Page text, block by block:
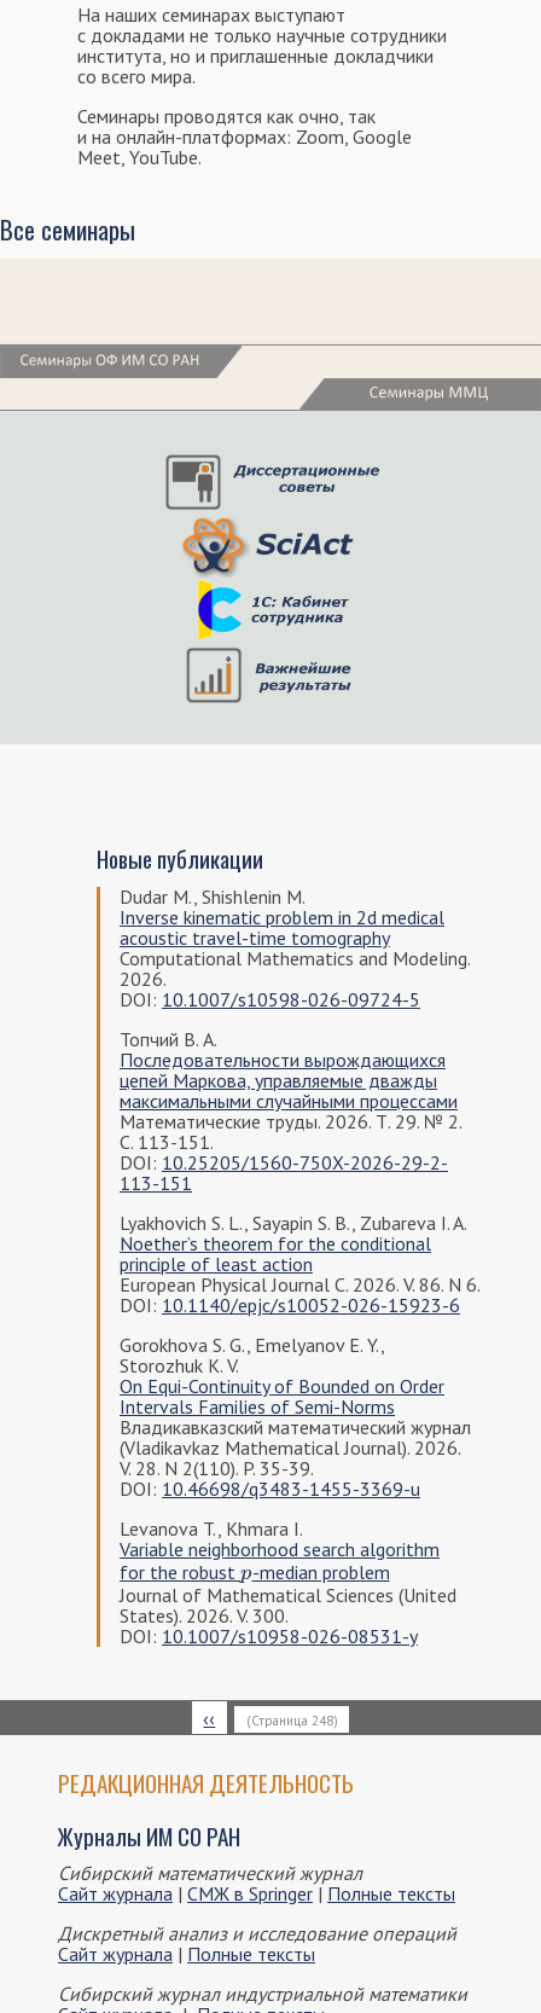
На наших семинарах выступают
с докладами не только научные сотрудники
института, но и приглашенные докладчики
со всего мира.
Семинары проводятся как очно, так
и на онлайн-платформах: Zoom, Google
Meet, YouTube.
Все семинары
Новые публикации
Dudar M., Shishlenin M.
Inverse kinematic problem in 2d medical
acoustic travel-time tomography
Computational Mathematics and Modeling.
2026.
DOI: 10.1007/s10598-026-09724-5
Топчий В. А.
Последовательности вырождающихся
цепей Маркова, управляемые дважды
максимальными случайными процессами
Математические труды. 2026. Т. 29. № 2.
С. 113-151.
DOI: 10.25205/1560-750X-2026-29-2-
113-151
Lyakhovich S. L., Sayapin S. B., Zubareva I. A.
Noether’s theorem for the conditional
principle of least action
European Physical Journal C. 2026. V. 86. N 6.
DOI: 10.1140/epjc/s10052-026-15923-6
Gorokhova S. G., Emelyanov E. Y.,
Storozhuk K. V.
On Equi-Continuity of Bounded on Order
Intervals Families of Semi-Norms
Владикавказский математический журнал
(Vladikavkaz Mathematical Journal). 2026.
V. 28. N 2(110). P. 35-39.
DOI: 10.46698/q3483-1455-3369-u
Levanova T., Khmara I.
Variable neighborhood search algorithm
for the robust p
p-median problem
Journal of Mathematical Sciences (United
States). 2026. V. 300.
DOI: 10.1007/s10958-026-08531-y
страниц
Предыдущая
страница
‹‹ (Страница 248)
РЕДАКЦИОННАЯ ДЕЯТЕЛЬНОСТЬ
Журналы ИМ СО РАН
Сибирский математический журнал
Сайт журнала | СМЖ в Springer | Полные тексты
Дискретный анализ и исследование операций
Сайт журнала | Полные тексты
Сибирский журнал индустриальной математики